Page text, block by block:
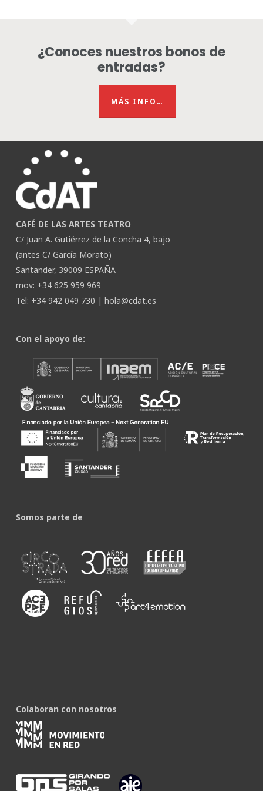
¿Conoces nuestros bonos de
entradas?
MÁS INFO…
CAFÉ DE LAS ARTES TEATRO
C/ Juan A. Gutiérrez de la Concha 4, bajo
(antes C/ García Morato)
Santander, 39009 ESPAÑA
mov: +34 625 959 969
Tel: +34 942 049 730 | hola@cdat.es
Con el apoyo de:
Somos parte de
Colaboran con nosotros